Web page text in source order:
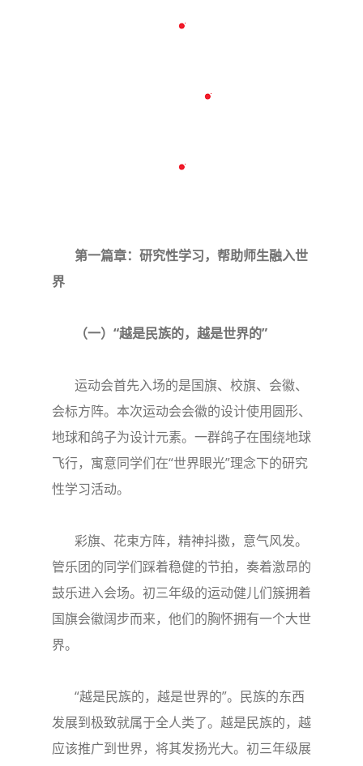
第一篇章：研究性学习，帮助师生融入世
界
（一）“越是民族的，越是世界的”
运动会首先入场的是国旗、校旗、会徽、
会标方阵。本次运动会会徽的设计使用圆形、
地球和鸽子为设计元素。一群鸽子在围绕地球
飞行，寓意同学们在“世界眼光”理念下的研究
性学习活动。
彩旗、花束方阵，精神抖擞，意气风发。
管乐团的同学们踩着稳健的节拍，奏着激昂的
鼓乐进入会场。初三年级的运动健儿们簇拥着
国旗会徽阔步而来，他们的胸怀拥有一个大世
界。
“越是民族的，越是世界的”。民族的东西
发展到极致就属于全人类了。越是民族的，越
应该推广到世界，将其发扬光大。初三年级展